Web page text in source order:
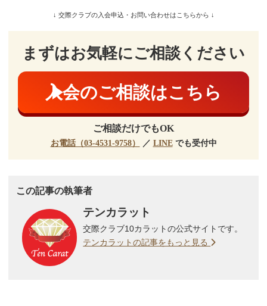
↓ 交際クラブの入会申込・お問い合わせはこちらから ↓
まずはお気軽にご相談ください
入会のご相談はこちら
ご相談だけでもOK
お電話（03-4531-9758） ／ LINEでも受付中
この記事の執筆者
テンカラット
交際クラブ10カラットの公式サイトです。
テンカラットの記事をもっと見る